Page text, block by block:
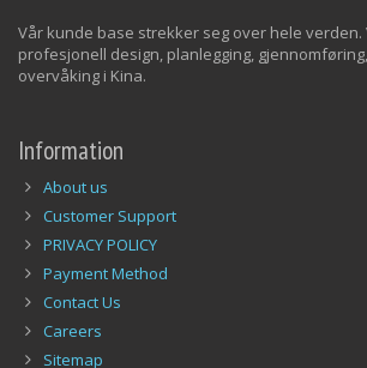
Vår kunde base strekker seg over hele verden.
profesjonell design, planlegging,
overvåking i Kina.
Information
About us
Customer Support
PRIVACY POLICY
Payment Method
Contact Us
Careers
Sitemap